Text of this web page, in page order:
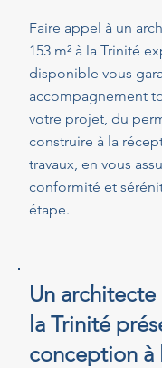
Faire appel à un
153 m² à la Trinité
disponible vous
accompagnement
votre projet, du
construire à la
travaux, en vous
conformité et
étape.
Un architecte
la Trinité
conception à